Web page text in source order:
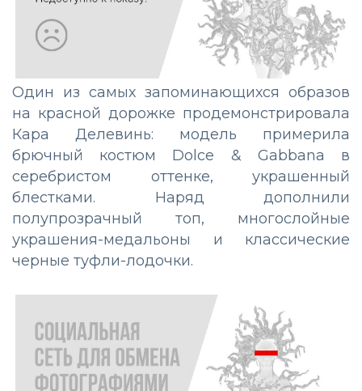
Один из самых запоминающихся образов
на красной дорожке продемонстрировала
Кара Делевинь: модель примерила
брючный костюм Dolce & Gabbana в
серебристом оттенке, украшенный
блестками. Наряд дополнили
полупрозрачный топ, многослойные
украшения-медальоны и классические
черные туфли-лодочки.